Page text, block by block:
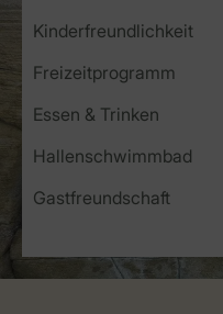
Kinderfreundlichkeit
Freizeitprogramm
Essen & Trinken
Hallenschwimmbad
Gastfreundschaft